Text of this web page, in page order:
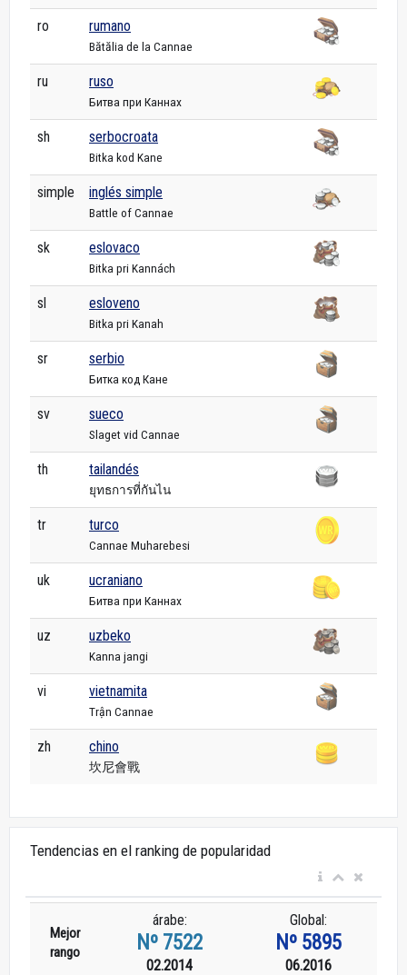
ro rumano
Bătălia de la Cannae
ru ruso
Битва при Каннах
sh serbocroata
Bitka kod Kane
simple inglés simple
Battle of Cannae
sk eslovaco
Bitka pri Kannách
sl esloveno
Bitka pri Kanah
sr serbio
Битка код Кане
sv sueco
Slaget vid Cannae
th tailandés
ยุทธการที่กันไน
tr turco
Cannae Muharebesi
uk ucraniano
Битва при Каннах
uz uzbeko
Kanna jangi
vi vietnamita
Trận Cannae
zh chino
坎尼會戰
Tendencias en el ranking de popularidad
Mejor
rango
árabe:
Nº 7522
02.2014
Global:
Nº 5895
06.2016